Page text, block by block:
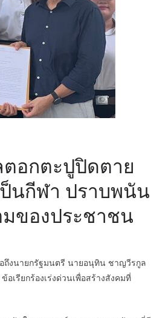
อกตะปูปิดตาย
ป็นกีฬา ปราบพนัน
มของประชาชน
ถึงนายกรัฐมนตรี นายอนุทิน ชาญวีรกูล
เรียกร้องเร่งด่วนเพื่อสร้างสังคมที่